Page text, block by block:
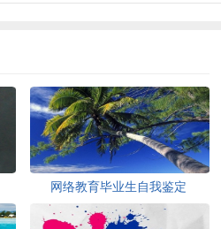
网络教育毕业生自我鉴定